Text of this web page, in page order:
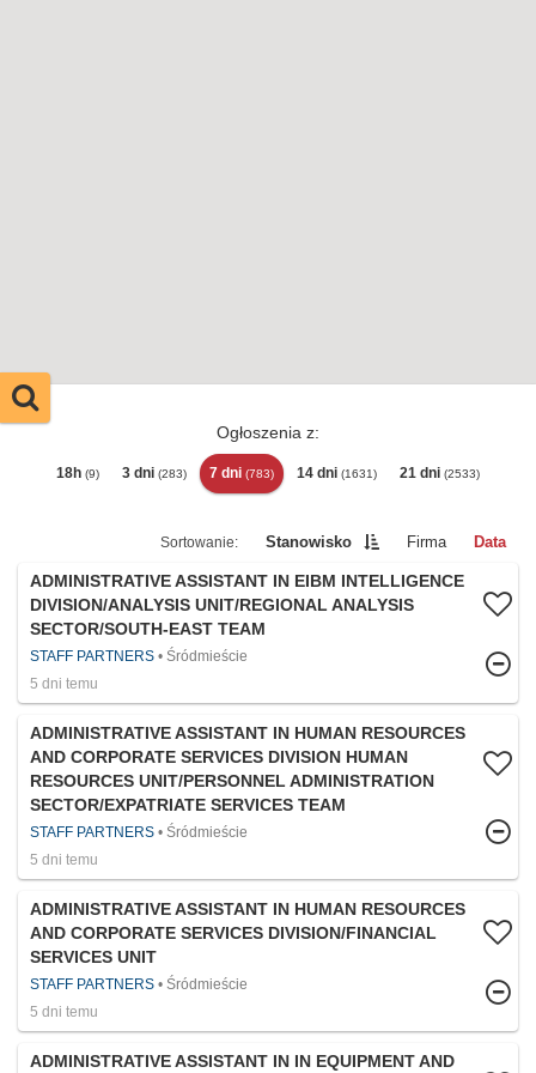
Ogłoszenia z:
18h (9) 3 dni (283) 7 dni (783) 14 dni (1631) 21 dni (2533)
Stanowisko Firma Data
ADMINISTRATIVE ASSISTANT IN EIBM INTELLIGENCE
DIVISION/ANALYSIS UNIT/REGIONAL ANALYSIS
SECTOR/SOUTH-EAST TEAM
STAFF PARTNERS
Śródmieście
5 dni temu
ADMINISTRATIVE ASSISTANT IN HUMAN RESOURCES
AND CORPORATE SERVICES DIVISION HUMAN
RESOURCES UNIT/PERSONNEL ADMINISTRATION
SECTOR/EXPATRIATE SERVICES TEAM
STAFF PARTNERS
Śródmieście
5 dni temu
ADMINISTRATIVE ASSISTANT IN HUMAN RESOURCES
AND CORPORATE SERVICES DIVISION/FINANCIAL
SERVICES UNIT
STAFF PARTNERS
Śródmieście
5 dni temu
ADMINISTRATIVE ASSISTANT IN IN EQUIPMENT AND